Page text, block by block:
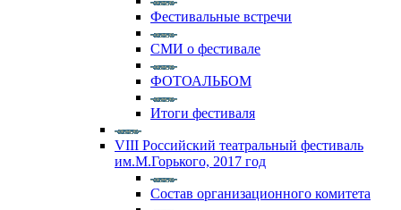
Фестивальные встречи
СМИ о фестивале
ФОТОАЛЬБОМ
Итоги фестиваля
VIII Российский театральный фестиваль
им.М.Горького, 2017 год
Состав организационного комитета